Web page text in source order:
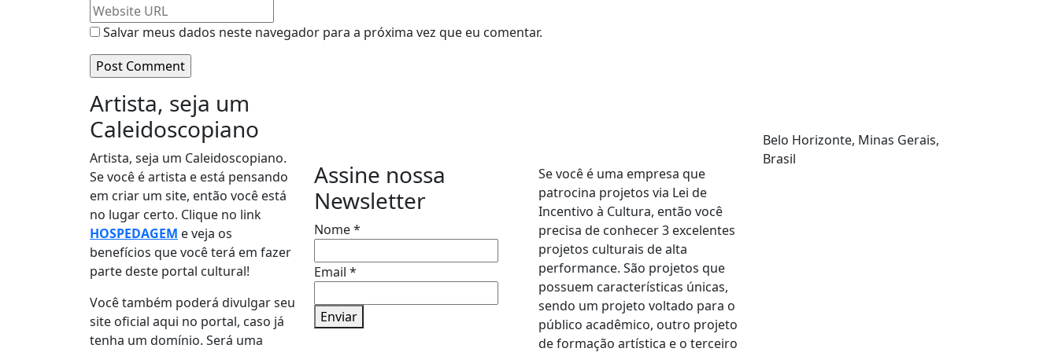
Salvar meus dados neste navegador para a próxima vez que eu comentar.
Artista, seja um
Caleidoscopiano
Artista, seja um Caleidoscopiano.
Se você é artista e está pensando
em criar um site, então você está
no lugar certo. Clique no link
HOSPEDAGEM e veja os
benefícios que você terá em fazer
parte deste portal cultural!
Você também poderá divulgar seu
site oficial aqui no portal, caso já
tenha um domínio. Será uma
Assine nossa
Newsletter
Nome*
Email
Email *
Enviar
Se você é uma empresa que
patrocina projetos via Lei de
Incentivo à Cultura, então você
precisa de conhecer 3 excelentes
projetos culturais de alta
performance. São projetos que
possuem características únicas,
sendo um projeto voltado para o
público acadêmico, outro projeto
de formação artística e o terceiro
Belo Horizonte, Minas Gerais,
Brasil